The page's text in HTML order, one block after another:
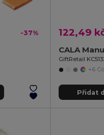
-37% 122,49
CALA
GiftRetail
+6
Přidat